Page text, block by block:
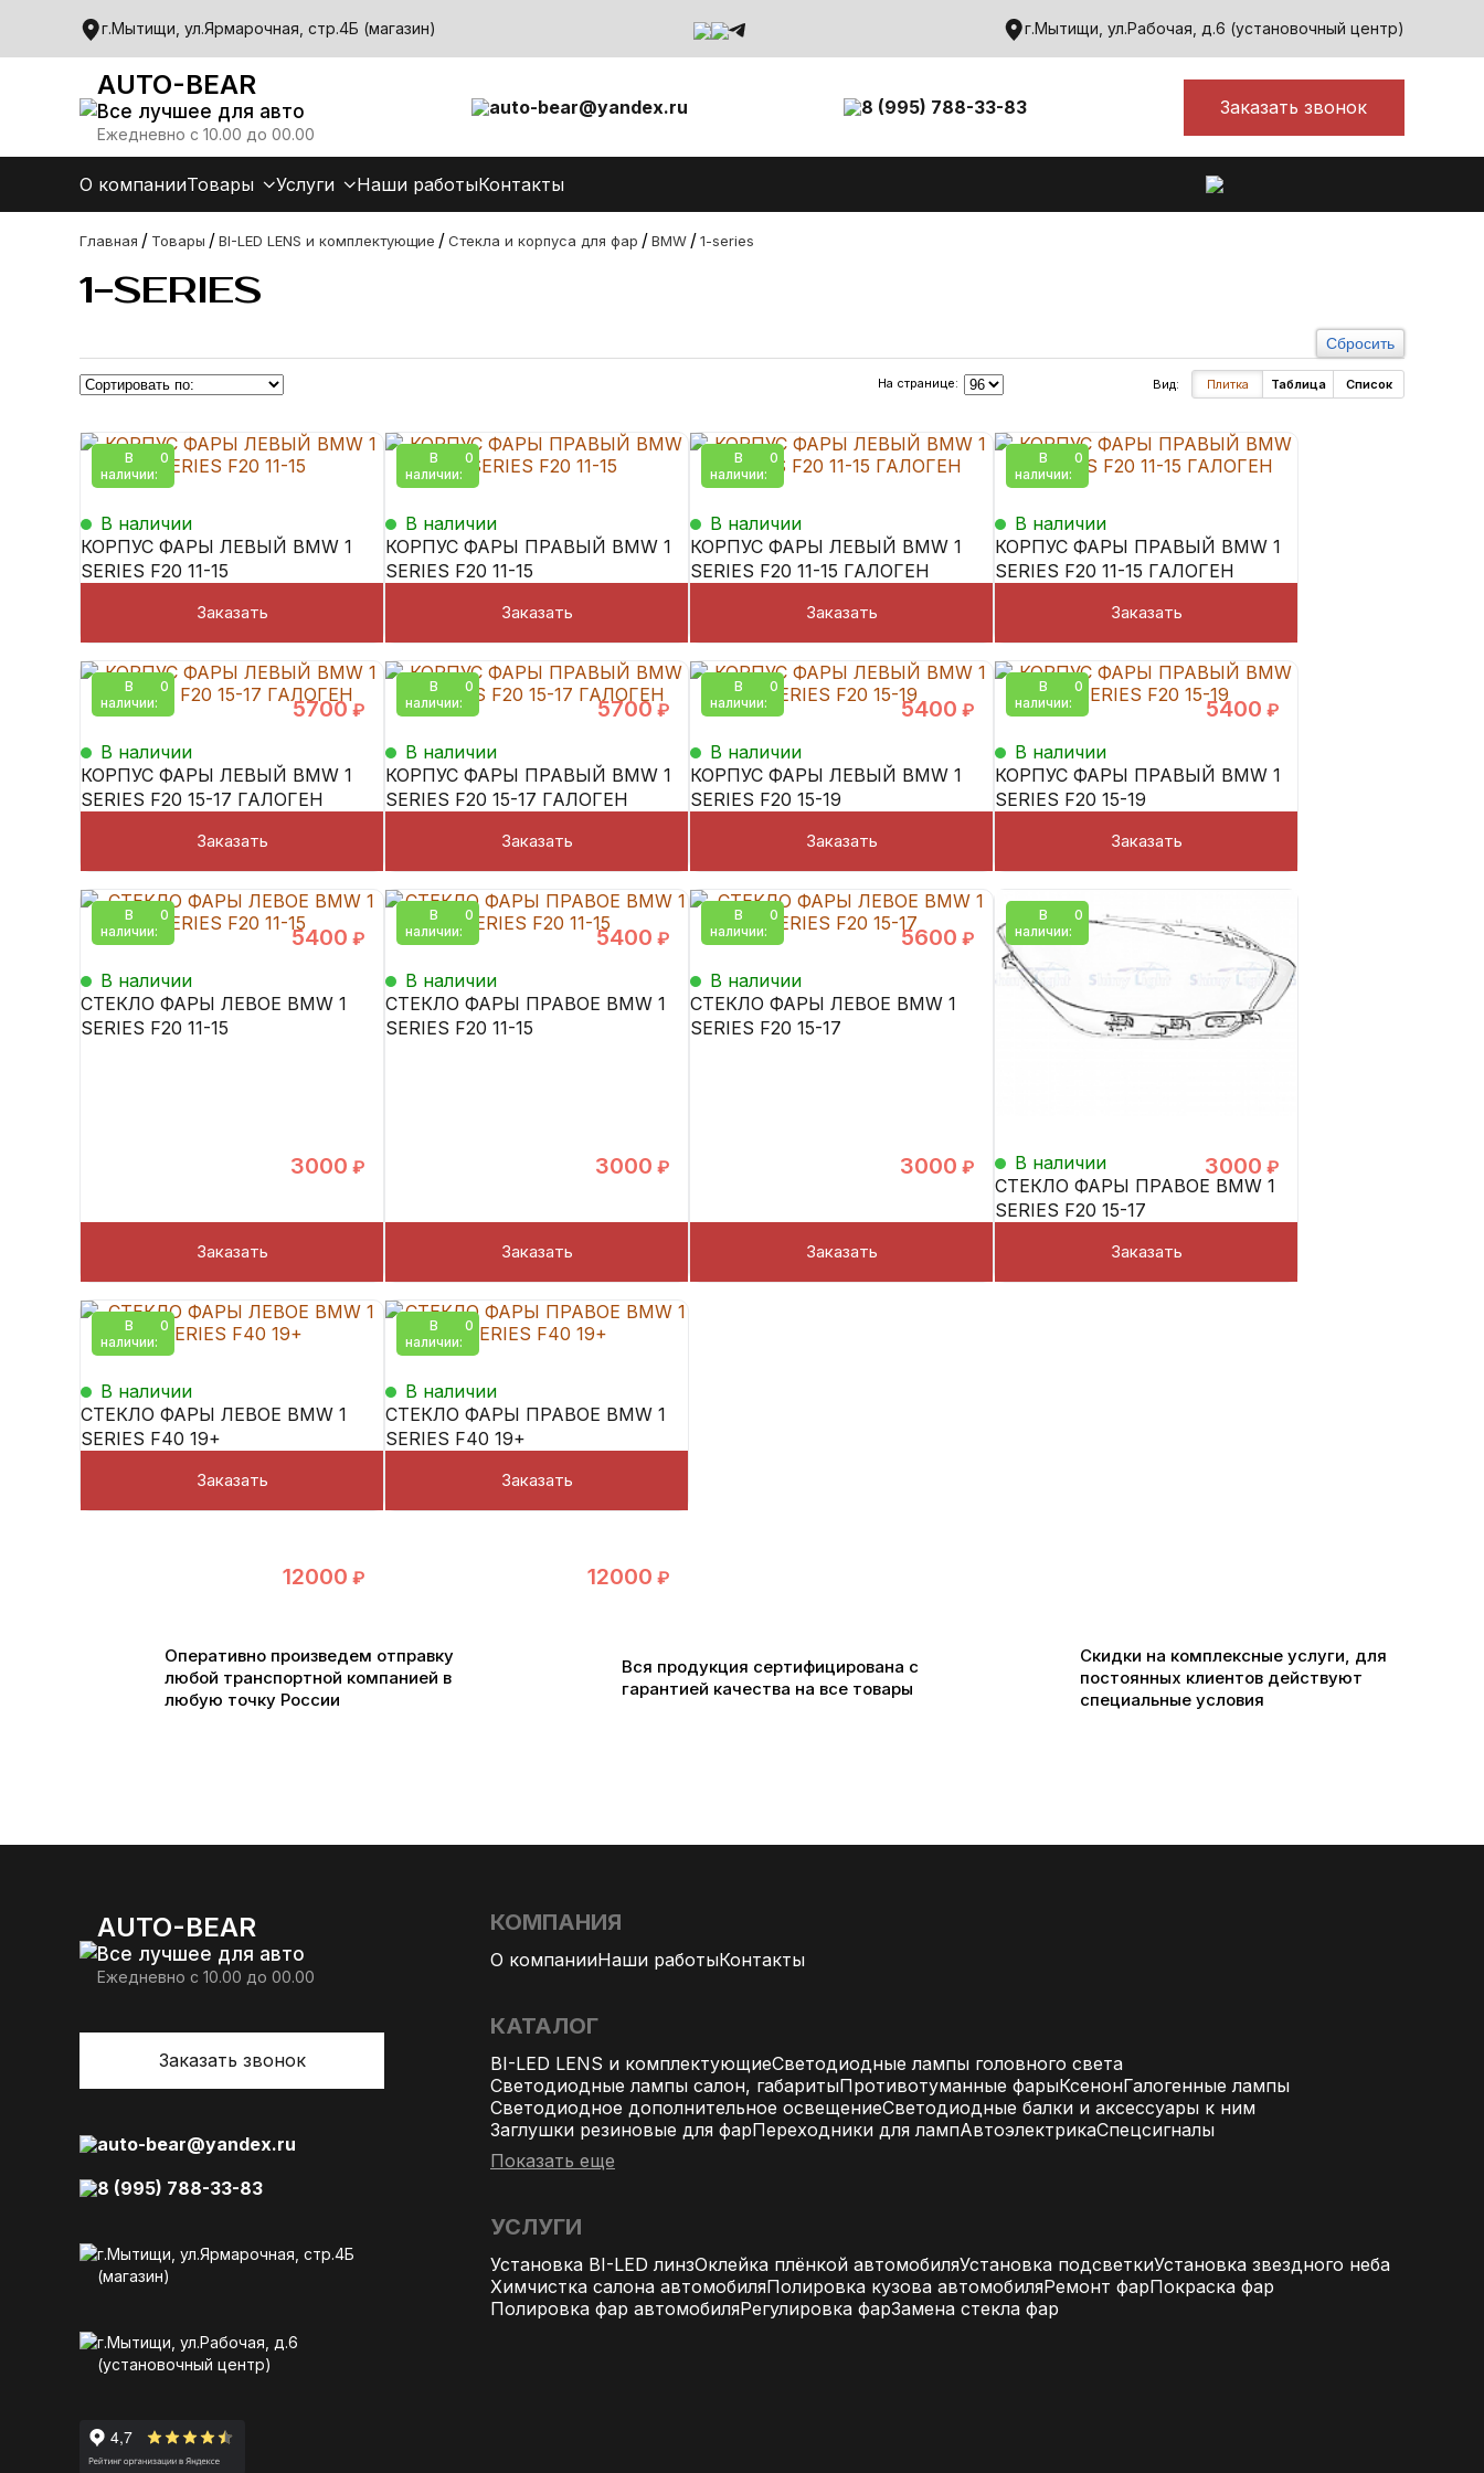
г.Мытищи, ул.Ярмарочная, стр.4Б (магазин) г.Мытищи, ул.Рабочая, д.6 (установочный центр)
AUTO-BEAR
Все лучшее для авто
Ежедневно с 10.00 до 00.00
auto-bear@yandex.ru 8 (995) 788-33-83 Заказать звонок
О компанииТовары Услуги Наши работыКонтакты
Главная / Товары /BI-LED LENS и комплектующие /Стекла и корпуса для фар /BMW /1-series
1-SERIES
Сбросить
На странице: Вид: Плитка Таблица Список
В
наличии:
0
В наличии
КОРПУС ФАРЫ ЛЕВЫЙ BMW 1
SERIES F20 11-15
5700 ₽
Заказать
В
наличии:
0
В наличии
КОРПУС ФАРЫ ПРАВЫЙ BMW 1
SERIES F20 11-15
5700 ₽
Заказать
В
наличии:
0
В наличии
КОРПУС ФАРЫ ЛЕВЫЙ BMW 1
SERIES F20 11-15 ГАЛОГЕН
5400 ₽
Заказать
В
наличии:
0
В наличии
КОРПУС ФАРЫ ПРАВЫЙ BMW 1
SERIES F20 11-15 ГАЛОГЕН
5400 ₽
Заказать
В
наличии:
0
В наличии
КОРПУС ФАРЫ ЛЕВЫЙ BMW 1
SERIES F20 15-17 ГАЛОГЕН
5400 ₽
Заказать
В
наличии:
0
В наличии
КОРПУС ФАРЫ ПРАВЫЙ BMW 1
SERIES F20 15-17 ГАЛОГЕН
5400 ₽
Заказать
В
наличии:
0
В наличии
КОРПУС ФАРЫ ЛЕВЫЙ BMW 1
SERIES F20 15-19
5600 ₽
Заказать
В
наличии:
0
В наличии
КОРПУС ФАРЫ ПРАВЫЙ BMW 1
SERIES F20 15-19
5600
Заказать
В
наличии:
0
В наличии
СТЕКЛО ФАРЫ ЛЕВОЕ BMW 1
SERIES F20 11-15
3000 ₽
Заказать
В
наличии:
0
В наличии
СТЕКЛО ФАРЫ ПРАВОЕ BMW 1
SERIES F20 11-15
3000 ₽
Заказать
В
наличии:
0
В наличии
СТЕКЛО ФАРЫ ЛЕВОЕ BMW 1
SERIES F20 15-17
3000 ₽
Заказать
В
наличии:
0
В наличии
СТЕКЛО ФАРЫ ПРАВОЕ BMW 1
SERIES F20 15-17
3000 ₽
Заказать
В
наличии:
0
В наличии
СТЕКЛО ФАРЫ ЛЕВОЕ BMW 1
SERIES F40 19+
12000 ₽
Заказать
В
наличии:
0
В наличии
СТЕКЛО ФАРЫ ПРАВОЕ BMW 1
SERIES F40 19+
12000 ₽
Заказать
Оперативно произведем отправку
любой транспортной компанией в
любую точку России
Вся продукция сертифицирована с
гарантией качества на все товары
Скидки на комплексные услуги, для
постоянных клиентов действуют
специальные условия
AUTO-BEAR
Все лучшее для авто
Ежедневно с 10.00 до 00.00
Заказать звонок
auto-bear@yandex.ru
8 (995) 788-33-83
г.Мытищи, ул.Ярмарочная, стр.4Б
(магазин)
г.Мытищи, ул.Рабочая, д.6
(установочный центр)
КОМПАНИЯ
О компанииНаши работыКонтакты
КАТАЛОГ
BI-LED LENS и комплектующиеСветодиодные лампы головного света
Светодиодные лампы салон, габаритыПротивотуманные фарыКсенонГалогенные лампы
Светодиодное дополнительное освещениеСветодиодные балки и аксессуары к ним
Заглушки резиновые для фарПереходники для лампАвтоэлектрикаСпецсигналы
Показать еще
УСЛУГИ
Установка BI-LED линзОклейка плёнкой автомобиляУстановка подсветкиУстановка звездного неба
Химчистка салона автомобиляПолировка кузова автомобиляРемонт фарПокраска фар
Полировка фар автомобиляРегулировка фарЗамена стекла фар